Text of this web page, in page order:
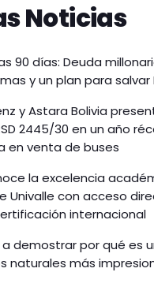
Noticias
90 días: Deuda
y un plan para salvar
y Astara Bolivia
2445/30 en un año
en venta de buses
la excelencia
Univalle con acceso
internacional
a demostrar por qué es
naturales más